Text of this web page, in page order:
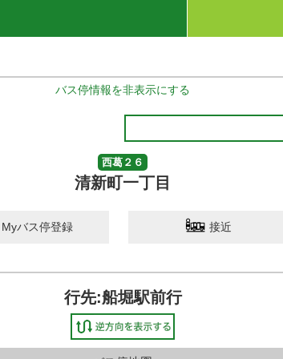
バス停情報を非表示にする
西葛２６
清新町一丁目
Myバス停登録 接近
行先:船堀駅前行